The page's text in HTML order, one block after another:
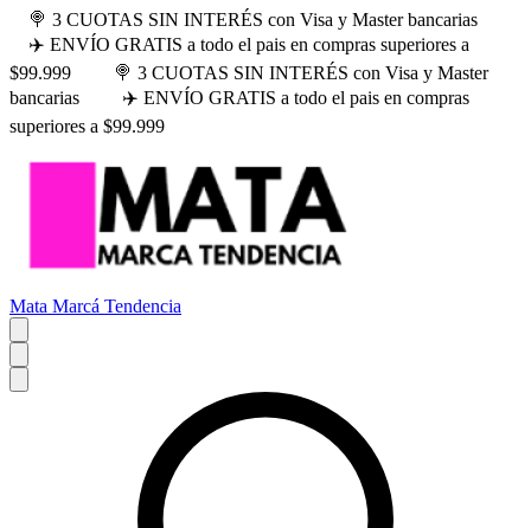
🍭 3 CUOTAS SIN INTERÉS con Visa y Master bancarias
✈️ ENVÍO GRATIS a todo el pais en compras superiores a
$99.999
🍭 3 CUOTAS SIN INTERÉS con Visa y Master
bancarias
✈️ ENVÍO GRATIS a todo el pais en compras
superiores a $99.999
Mata Marcá Tendencia